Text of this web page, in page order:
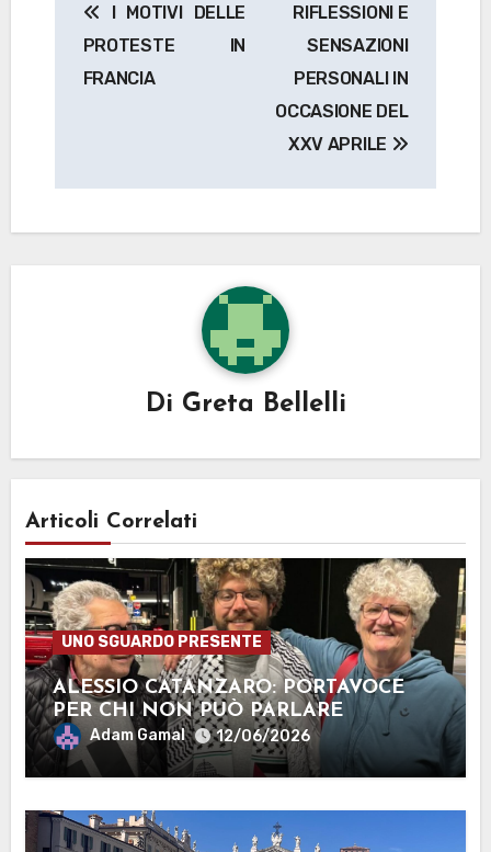
articoli
I MOTIVI DELLE
PROTESTE IN
FRANCIA
RIFLESSIONI E
SENSAZIONI
PERSONALI IN
OCCASIONE DEL
XXV APRILE
Di Greta Bellelli
Articoli Correlati
UNO SGUARDO PRESENTE
ALESSIO CATANZARO: PORTAVOCE
PER CHI NON PUÒ PARLARE
Adam Gamal 12/06/2026